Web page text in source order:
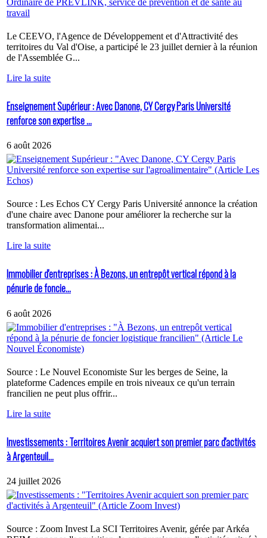
Le CEEVO, l'Agence de Développement et d'Attractivité des
territoires du Val d'Oise, a participé le 23 juillet dernier à la réunion
de l'Assemblée G...
Lire la suite
Enseignement Supérieur : Avec Danone, CY Cergy Paris Université
renforce son expertise ...
6 août 2026
Source : Les Echos CY Cergy Paris Université annonce la création
d'une chaire avec Danone pour améliorer la recherche sur la
transformation alimentai...
Lire la suite
Immobilier d'entreprises : À Bezons, un entrepôt vertical répond à la
pénurie de foncie...
6 août 2026
Source : Le Nouvel Economiste Sur les berges de Seine, la
plateforme Cadences empile en trois niveaux ce qu'un terrain
francilien ne peut plus offrir...
Lire la suite
Investissements : Territoires Avenir acquiert son premier parc d'activités
à Argenteuil...
24 juillet 2026
Source : Zoom Invest La SCI Territoires Avenir, gérée par Arkéa